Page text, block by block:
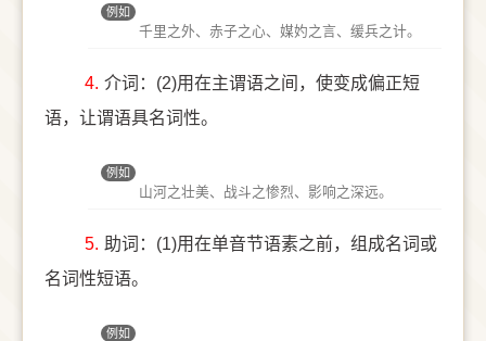
例如
千里之外、赤子之心、媒妁之言、缓兵之计。
4. 介词：(2)用在主谓语之间，使变成偏正短
语，让谓语具名词性。
例如
山河之壮美、战斗之惨烈、影响之深远。
5. 助词：(1)用在单音节语素之前，组成名词或
名词性短语。
例如